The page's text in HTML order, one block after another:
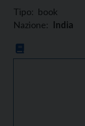
Tipo: book
Nazione: India